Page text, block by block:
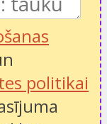
politikai